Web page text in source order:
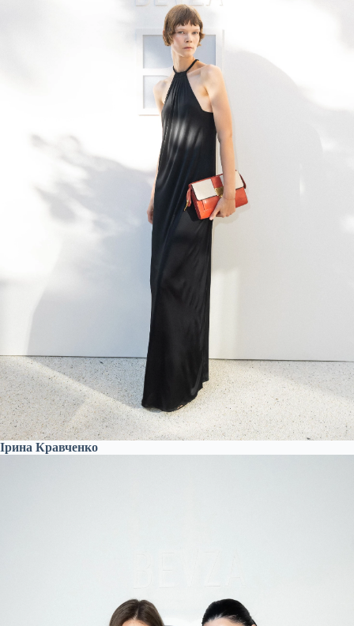
Ірина Кравченко